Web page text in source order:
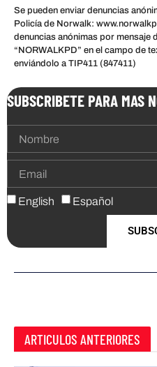
Se pueden enviar denuncias
Policía de Norwalk:
denuncias anónimas por mensaje
“NORWALKPD” en el campo de
enviándolo a TIP411 (847411)
SUBSCRIBETE PARA MAS
English Español
ARTICULOS ANTERIORES